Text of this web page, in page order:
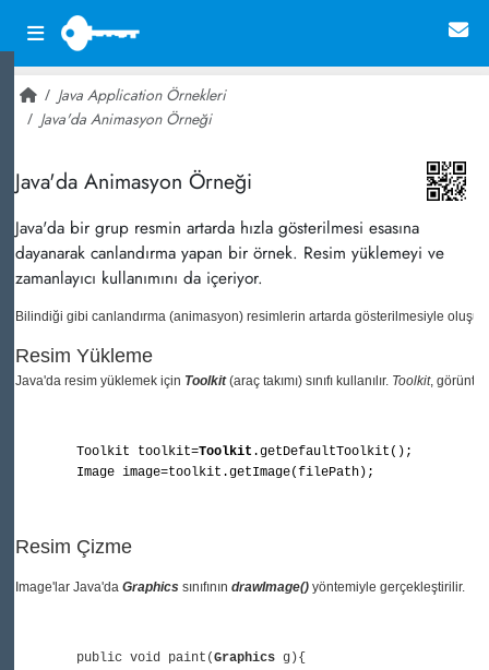
Java Application Örnekleri
Java'da Animasyon Örneği
Java'da Animasyon Örneği
Java'da bir grup resmin artarda hızla gösterilmesi esasına
dayanarak canlandırma yapan bir örnek. Resim yüklemeyi ve
zamanlayıcı kullanımını da içeriyor.
Bilindiği gibi canlandırma (animasyon) resimlerin artarda gösterilmesiyle
Resim Yükleme
Java'da resim yüklemek için Toolkit (araç takımı) sınıfı kullanılır. Toolkit, görüntü
Toolkit toolkit=Toolkit .getDefaultToolkit ();
Image image=toolkit.getImage(filePath);
Resim Çizme
Image'lar Java'da Graphics sınıfının drawImage() yöntemiyle gerçekleştirilir.
	public
void paint (Graphics g){